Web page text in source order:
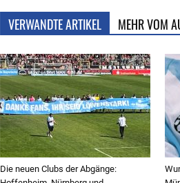
VERWANDTE ARTIKEL MEHR VOM
Die neuen Clubs der Abgänge: